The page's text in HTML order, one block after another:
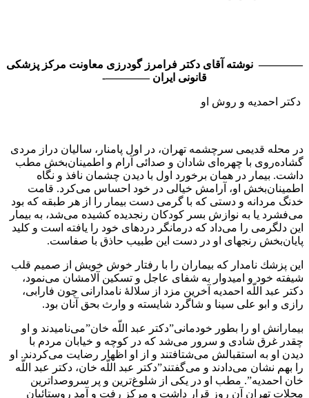
———— نوشته آقاى دكتر فرامرز گودرزى معاونت مركز پزشكى
قانونى ايران ————-
دكتر احمديه و روش او
در محله قديمى سرچشمه تهران، در اول پامنار، ساليان دراز مردى
گشاده‌روى با چهره‌اى شادان و صدائى آرام و اطمينان‌بخش مطب
داشت. بيمار در همان برخورد اول با ديدن چشمان نافذ و نگاه
اطمينان‌بخش او، آرامش خيالى در خود احساس مى‌كرد. قامت
خدنگ مردانه و دستى كه با گرمى دست بيمار را از هر طبقه كه بود
مى‌فشرد يا به نوازش بسر كودكان رنجديده كشيده مى‌شد، به بيمار
اين دلگرمى را مى‌داد كه درمانگر دردهاى خود را يافته است و كليد
پايان‌بخش رنجهاى او در دست اين طبيب حاذق با صفاست.
اين پزشك نامدار كه بيماران را با رفتار خوش خويش از صميم قلب
شيفته خود و اميدوار به شفاى عاجل و تسكين آلامشان مى‌نمود،
دكتر عبد اللّه احمديه آخرين مزد از سلالۀ نامدارانى چون فارابى،
رازى و ابو على سينا و شاگرد شايسته و وارث بحق آنان بود.
بيمارانش او را بطور خودمانى”دكتر عبد اللّه خان”مى‌ناميدند و او
چقدر غرق شادى و سرور مى‌شد كه در كوچه و خيابان مردم با
ديدن او به استقبالش مى‌شتافتند و از او اظهار رضايت مى‌كردند. او
را بهم نشان مى‌دادند و مى‌گفتند”دكتر عبد اللّه خان، دكتر عبد اللّه
خان احمديه”. مطب او در يكى از شلوغ‌ترين و پر سروصداترين
محلات تهران آن روز قرار داشت و مركز رفت و آمد روستائيان